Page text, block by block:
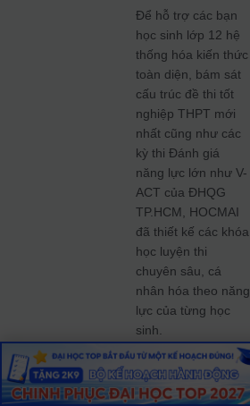
Để hỗ trợ các bạn
học sinh lớp 12 hệ
thống hóa kiến thức
toàn diện, bám sát
cấu trúc đề thi tốt
nghiệp THPT mới
nhất cũng như các
kỳ thi Đánh giá
năng lực lớn như V-
ACT của ĐHQG
TP.HCM, HOCMAI
đã thiết kế các khóa
học luyện thi
chuyên sâu, cá
nhân hóa theo năng
lực của từng học
sinh.
Dành